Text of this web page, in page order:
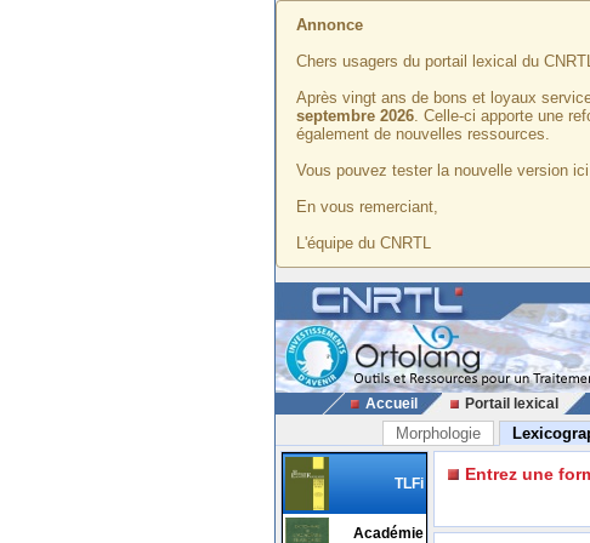
Annonce
Chers usagers du portail lexical du
Après vingt ans de bons et loyaux
septembre 2026. Celle-ci apporte une
également de nouvelles ressources.
Vous pouvez tester la nouvelle version
En vous remerciant,
L'équipe du CNRTL
Accueil Portail lexical
Morphologie
TLFi
Académie
Entrez une